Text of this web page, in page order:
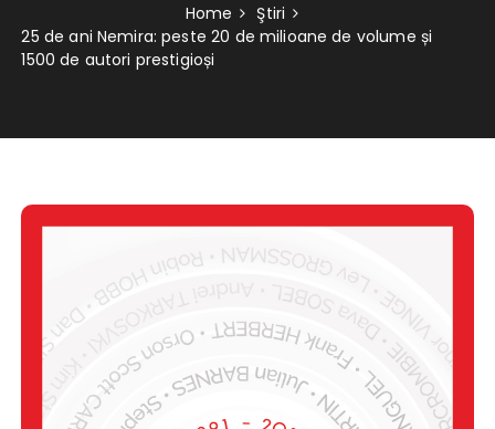
Home
Ştiri
25 de ani Nemira: peste 20 de milioane de volume și
1500 de autori prestigioși